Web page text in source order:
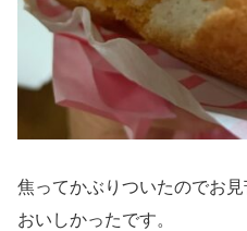
焦ってかぶりついたのでお
おいしかったです。